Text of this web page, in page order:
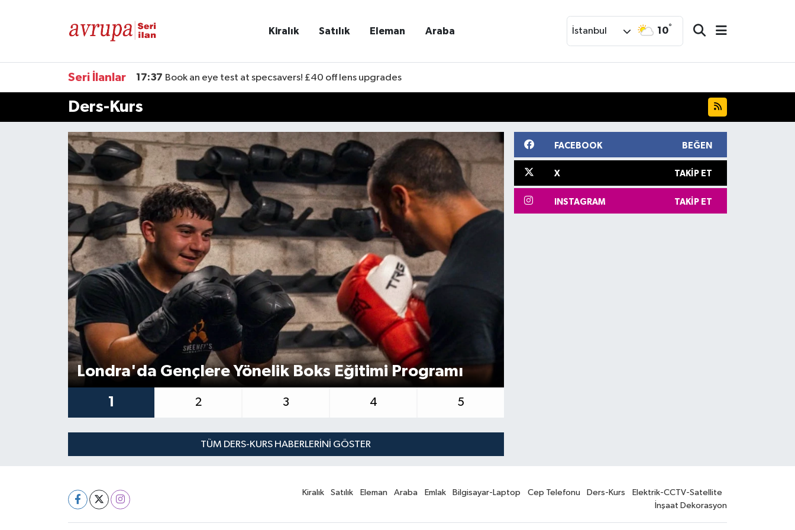
Kiralık Satılık Eleman Araba İstanbul 10°
Seri İlanlar 17:37 Book an eye test at specsavers! £40 off lens upgrades
Ders-Kurs
Londra'da Gençlere Yönelik Boks Eğitimi Programı
1 2 3 4 5
TÜM DERS-KURS HABERLERINI GÖSTER
FACEBOOK BEĞEN
X TAKIP ET
INSTAGRAM TAKIP ET
Kiralık Satılık Eleman Araba Emlak Bilgisayar-Laptop Cep Telefonu Ders-Kurs
Elektrik-CCTV-Satellite
İnşaat Dekorasyon